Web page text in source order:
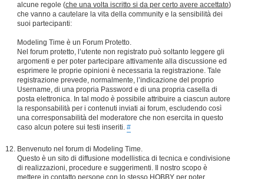
alcune regole (che una volta iscritto si da per certo avere accettato)
che vanno a cautelare la vita della community e la sensibilità dei
suoi partecipanti:
Modeling Time è un Forum Protetto.
Nel forum protetto, l’utente non registrato può soltanto leggere gli
argomenti e per poter partecipare attivamente alla discussione ed
esprimere le proprie opinioni è necessaria la registrazione. Tale
registrazione prevede, normalmente, l’indicazione del proprio
Username, di una propria Password e di una propria casella di
posta elettronica. In tal modo è possibile attribuire a ciascun autore
la responsabilità per i contenuti inviati ai forum, escludendo così
una corresponsabilità del moderatore che non esercita in questo
caso alcun potere sui testi inseriti. #
Benvenuto nel forum di Modeling Time.
Questo è un sito di diffusione modellistica di tecnica e condivisione
di realizzazioni, procedure e suggerimenti. Il nostro scopo è
mettere in contatto persone con lo stesso HOBBY per poter